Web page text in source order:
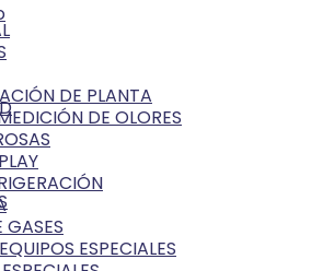
DE PLANTA
DE OLORES
ESPECIALES